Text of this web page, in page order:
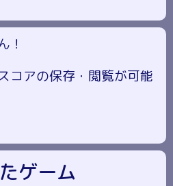
！
コアの保存・閲覧が可能
ゲーム